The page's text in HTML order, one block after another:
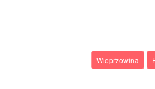
Wieprzowina